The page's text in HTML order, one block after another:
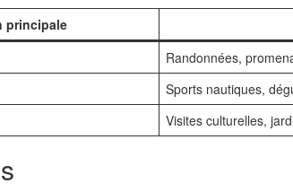
principale
Randonnées,
Sports nautiques,
Visites culturelles,